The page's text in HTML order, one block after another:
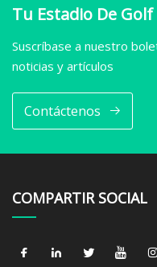
Tu Estadio De
Suscríbase a nuestro
noticias y artículos
Contáctenos
COMPARTIR SOCIAL